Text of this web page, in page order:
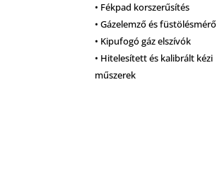
• Fékpad korszerűsítés
• Gázelemző és füstölésmérő
• Kipufogó gáz elszívók
• Hitelesített és kalibrált kézi
műszerek